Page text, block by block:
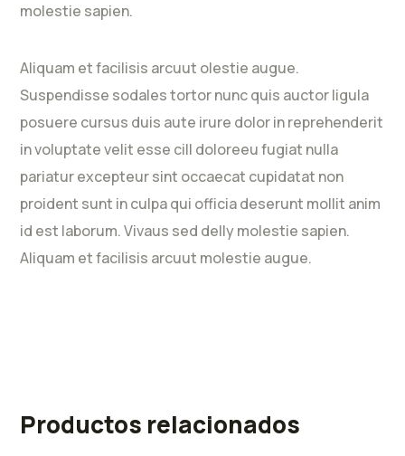
molestie sapien.
Aliquam et facilisis arcuut olestie augue.
Suspendisse sodales tortor nunc quis auctor ligula
posuere cursus duis aute irure dolor in reprehenderit
in voluptate velit esse cill doloreeu fugiat nulla
pariatur excepteur sint occaecat cupidatat non
proident sunt in culpa qui officia deserunt mollit anim
id est laborum. Vivaus sed delly molestie sapien.
Aliquam et facilisis arcuut molestie augue.
Productos relacionados